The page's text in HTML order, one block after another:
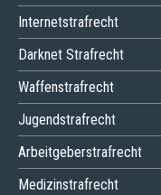
Internetstrafrecht
Darknet Strafrecht
Waffenstrafrecht
Jugendstrafrecht
Arbeitgeberstrafrecht
Medizinstrafrecht